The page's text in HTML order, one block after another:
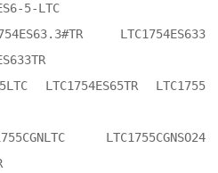
5-LTC
LTC1754ES633
LTC1754ES65TR LTC1755
LTC1755CGNSO24